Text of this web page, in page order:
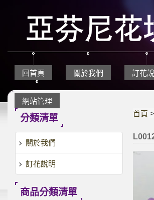
回首頁 關於我們 訂花
網站管理
分類清單
關於我們
訂花說明
商品分類清單
首頁